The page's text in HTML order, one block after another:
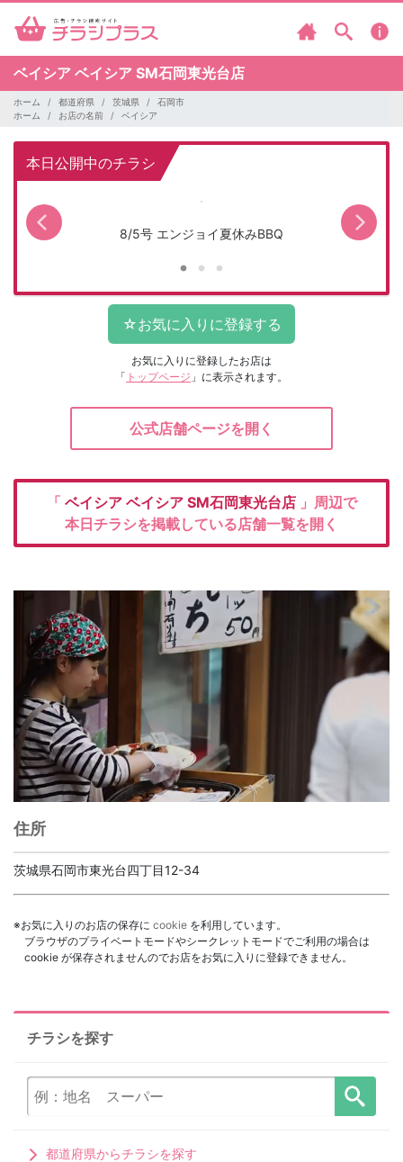
ベイシア ベイシア SM石岡東光台店
ホーム 都道府県 茨城県
石岡市
ホーム
お店の名前 ベイシア
本日公開中のチラシ
8/5号 エンジョイ夏休みBBQ
お気に入りに登録したお店は
「 トップページ 」に表示されます。
公式店舗ページを開く
「 ベイシア ベイシア SM石岡東光台店 」周辺で
本日チラシを掲載している店舗一覧を開く
住所
茨城県石岡市東光台四丁目12-34
※お気に入りのお店の保存に cookie を利用しています。
ブラウザのプライベートモードやシークレットモードでご利用の場合は
cookie が保存されませんのでお店をお気に入りに登録できません。
チラシを探す
都道府県からチラシを探す